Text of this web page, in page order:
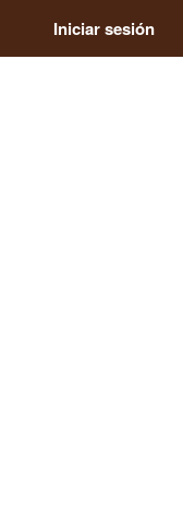
Iniciar sesión